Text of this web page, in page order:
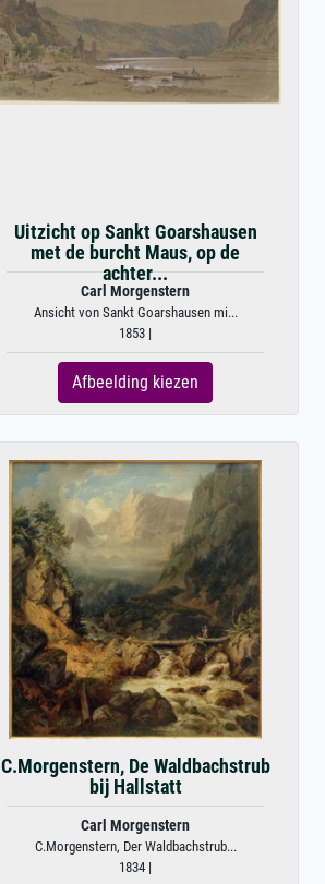
Uitzicht op Sankt Goarshausen
met de burcht Maus, op de
achter...
Carl Morgenstern
Ansicht von Sankt Goarshausen mi...
1853 |
Afbeelding kiezen
C.Morgenstern, De Waldbachstrub
bij Hallstatt
Carl Morgenstern
C.Morgenstern, Der Waldbachstrub...
1834 |